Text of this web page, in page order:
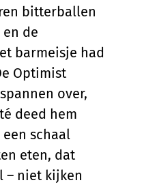
bitterballen
de
barmeisje had
Optimist
over,
deed hem
schaal
eten, dat
– niet kijken